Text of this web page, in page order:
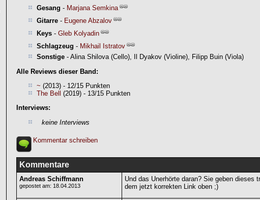
Gesang - Marjana Semkina
Gitarre - Eugene Abzalov
Keys - Gleb Kolyadin
Schlagzeug - Mikhail Istratov
Sonstige - Alina Shilova (Cello), Il Dyakov (Violine), Filipp Buin (Viola)
Alle Reviews dieser Band:
~ (2013) - 12/15 Punkten
The Bell
(2019) - 13/15 Punkten
Interviews:
keine Interviews
Kommentar schreiben
Kommentare
Andreas Schiffmann
gepostet am: 18.04.2013
Und das Unerhörte daran? Sie geben dieses
dem jetzt korrekten Link oben ;)